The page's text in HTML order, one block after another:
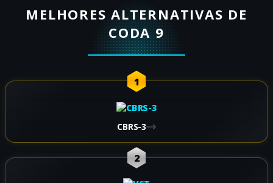
MELHORES ALTERNATIVAS DE
CODA 9
1
CBRS-3
2